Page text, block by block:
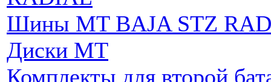
Шины MT BAJA STZ
Диски MT
Комплекты для второй